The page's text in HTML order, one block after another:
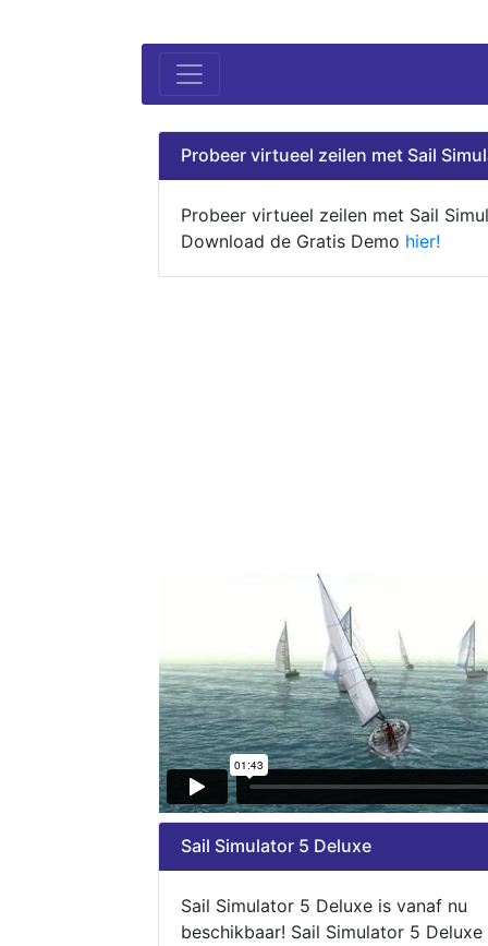
Probeer virtueel zeilen met Sail
Probeer virtueel zeilen met Sail
Download de Gratis Demo hier!
Sail Simulator 5 Deluxe
Sail Simulator 5 Deluxe is vanaf nu
beschikbaar! Sail Simulator 5